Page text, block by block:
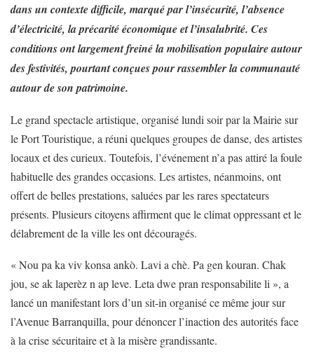
dans un contexte difficile, marqué par l’insécurité, l’absence
d’électricité, la précarité économique et l’insalubrité. Ces
conditions ont largement freiné la mobilisation populaire autour
des festivités, pourtant conçues pour rassembler la communauté
autour de son patrimoine.
Le grand spectacle artistique, organisé lundi soir par la Mairie sur
le Port Touristique, a réuni quelques groupes de danse, des artistes
locaux et des curieux. Toutefois, l’événement n’a pas attiré la foule
habituelle des grandes occasions. Les artistes, néanmoins, ont
offert de belles prestations, saluées par les rares spectateurs
présents. Plusieurs citoyens affirment que le climat oppressant et le
délabrement de la ville les ont découragés.
« Nou pa ka viv konsa ankò. Lavi a chè. Pa gen kouran. Chak
jou, se ak laperèz n ap leve. Leta dwe pran responsabilite li », a
lancé un manifestant lors d’un sit-in organisé ce même jour sur
l’Avenue Barranquilla, pour dénoncer l’inaction des autorités face
à la crise sécuritaire et à la misère grandissante.